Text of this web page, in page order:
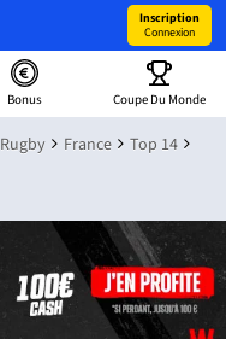
Inscription
Connexion
Bonus Coupe Du Monde
Rugby France
Top 14